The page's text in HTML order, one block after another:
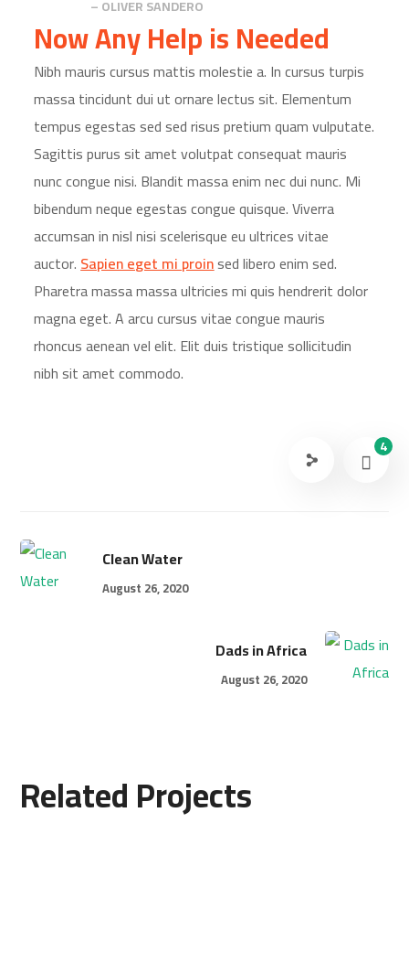
– OLIVER SANDERO
Now Any Help is Needed
Nibh mauris cursus mattis molestie a. In cursus turpis
massa tincidunt dui ut ornare lectus sit. Elementum
tempus egestas sed sed risus pretium quam vulputate.
Sagittis purus sit amet volutpat consequat mauris
nunc congue nisi. Blandit massa enim nec dui nunc. Mi
bibendum neque egestas congue quisque. Viverra
accumsan in nisl nisi scelerisque eu ultrices vitae
auctor.Sapien eget mi proinsed libero enim sed.
Pharetra massa massa ultricies mi quis hendrerit dolor
magna eget. A arcu cursus vitae congue mauris
rhoncus aenean vel elit. Elit duis tristique sollicitudin
nibh sit amet commodo.
4
Clean Water
August 26, 2020
Dads in Africa
August 26, 2020
Related Projects
Rescue, Love, Save
#DONATION
Rural Children